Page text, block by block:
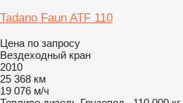
Tadano Faun ATF 110
Цена по запросу
Вездеходный кран
2010
25 368 км
19 076 м/ч